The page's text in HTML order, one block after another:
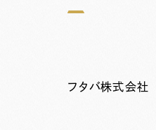
フタバ株式会社